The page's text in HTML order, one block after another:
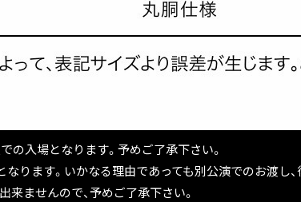
の入場となります。予めご了承下さい。
ります。いかなる理由であっても別公演でのお渡し
ませんので、予めご了承下さい。